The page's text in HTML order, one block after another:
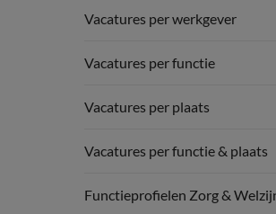
Vacatures per werkgever
Vacatures per functie
Vacatures per plaats
Vacatures per functie & plaats
Functieprofielen Zorg &